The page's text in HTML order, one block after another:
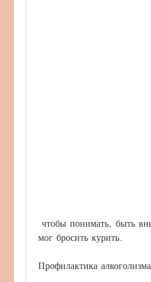
мог бросить курить.
Профилактика алкоголизма